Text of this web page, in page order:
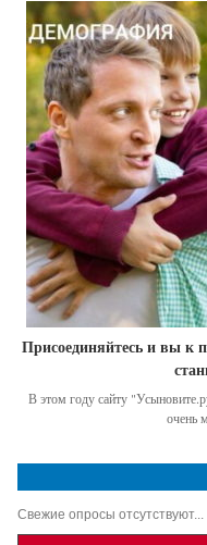
Присоединяйтесь и вы к
В этом году сайту
очень
Свежие опросы отсутствуют...